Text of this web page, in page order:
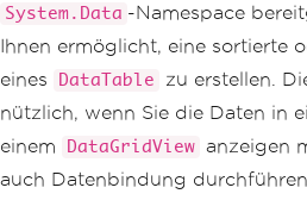
System.Data -Namespace
Ihnen ermöglicht, eine sortierte
eines
DataTable
zu erstellen.
nützlich, wenn Sie die Daten in
einem
DataGridView anzeigen
auch Datenbindung